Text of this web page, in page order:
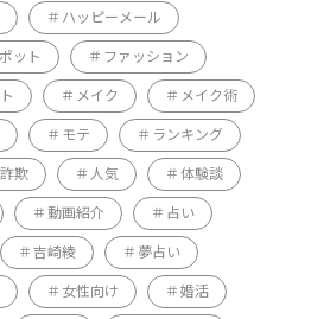
ハッピーメール
ット ファッション
メイク メイク術
モテ ランキング
欺 人気 体験談
動画紹介 占い
吉崎綾 夢占い
女性向け 婚活